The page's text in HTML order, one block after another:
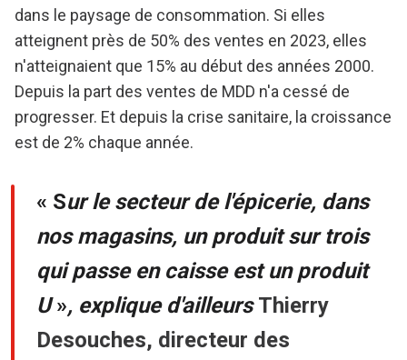
dans le paysage de consommation. Si elles
atteignent près de 50% des ventes en 2023, elles
n'atteignaient que 15% au début des années 2000.
Depuis la part des ventes de MDD n'a cessé de
progresser. Et depuis la crise sanitaire, la croissance
est de 2% chaque année.
« Sur le secteur de l'épicerie, dans
nos magasins, un produit sur trois
qui passe en caisse est un produit
U», explique d'ailleursThierry
Desouches, directeur des